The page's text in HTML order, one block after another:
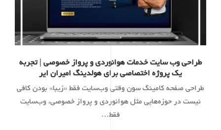
طراحی وب سایت خدمات هوانوردی و پرواز خصوصی | تجربه
یک پروژه اختصاصی برای هولدینگ امیران ایر
طراحی صفحه کامینگ سون وقتی وب‌سایت فقط «زیبا» بودن کافی
نیست در حوزه‌هایی مثل هوانوردی و پرواز خصوصی، وب‌سایت
فقط…